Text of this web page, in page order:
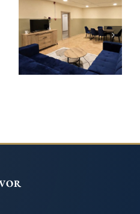
KATARINA I
LAJFLAJN ČIKAGO
NASTAVILI
OBNOVU DEČJEG
DOMА U